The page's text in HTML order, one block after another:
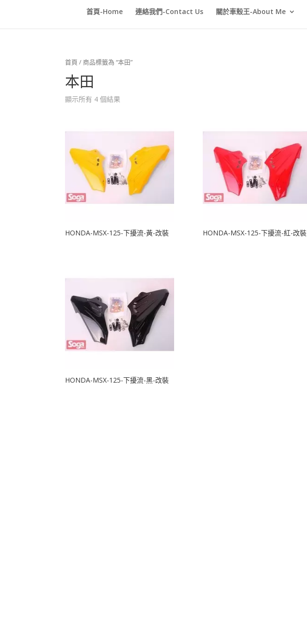
首頁-Home 連絡我們-Contact Us 關於車殼王-About Me
首頁 / 商品標籤為 “本田”
本田
顯示所有 4 個結果
HONDA-MSX-125-下擾流-黃-改裝 HONDA-MSX-125-下擾流-紅-改裝
HONDA-MSX-125-下擾流-黑-改裝